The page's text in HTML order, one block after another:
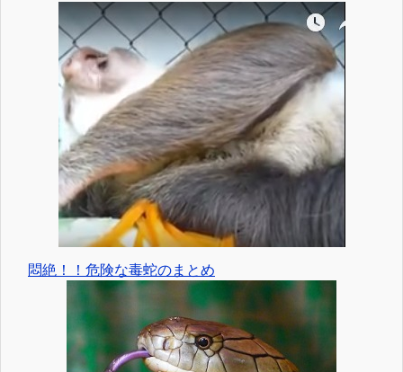
悶絶！！危険な毒蛇のまとめ